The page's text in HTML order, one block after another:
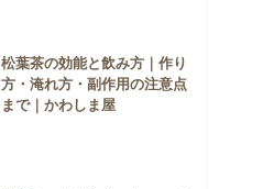
松葉茶の効能と飲み方｜作り
方・淹れ方・副作用の注意点
まで｜かわしま屋